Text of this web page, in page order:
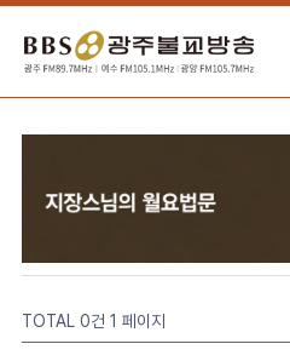
TOTAL 0건 1 페이지